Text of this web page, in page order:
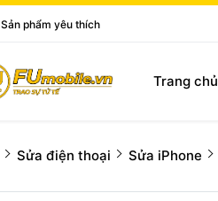
Sản phẩm yêu thích
Trang chủ
Sửa điện thoại Sửa iPhone